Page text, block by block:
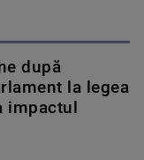
după
la legea
impactul